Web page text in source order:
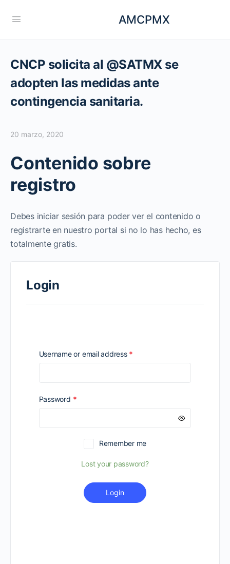
AMCPMX
CNCP solicita al @SATMX se
adopten las medidas ante
contingencia sanitaria.
20 marzo, 2020
Contenido sobre
registro
Debes iniciar sesión para poder ver el contenido o
registrarte en nuestro portal si no lo has hecho, es
totalmente gratis.
Login
Username or email address *
Password *Required
Remember me
Lost your password?
Login